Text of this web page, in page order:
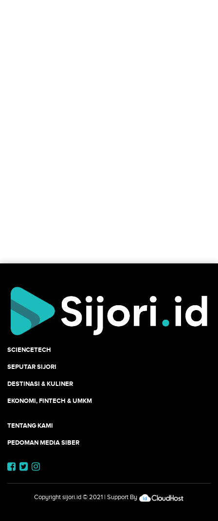
SCIENCETECH
SEPUTAR SIJORI
DESTINASI & KULINER
EKONOMI, FINTECH & UMKM
TENTANG KAMI
PEDOMAN MEDIA SIBER
Copyright sijori.id© 2021 | Support By